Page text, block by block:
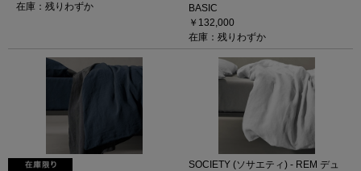
在庫：残りわずか
BASIC
￥132,000
在庫：残りわずか
SOCIETY (ソサエティ) - REM デュ